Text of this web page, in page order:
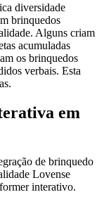
diversidade
brinquedos
Alguns criam
acumuladas
os brinquedos
verbais. Esta
em
de brinquedo
Lovense
interativo.